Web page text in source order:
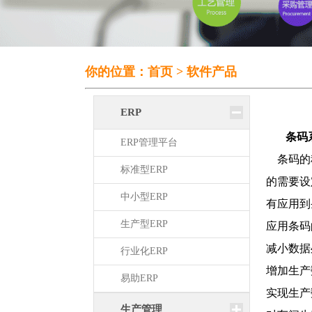
你的位置： 首页 > 软件产品
ERP
ERP管理平台
标准型ERP
中小型ERP
生产型ERP
行业化ERP
易助ERP
生产管理
条码
条码的
的需要
有应用
应用条
减小数
增加生
实现生